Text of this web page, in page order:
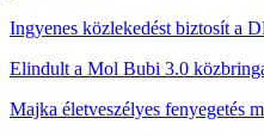
Ingyenes közlekedést biztosít a
Elindult a Mol Bubi 3.0
Majka életveszélyes fenyegetés